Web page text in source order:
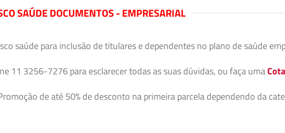
SAÚDE DOCUMENTOS - EMPRESARIAL
saúde para inclusão de titulares e dependentes no plano de saúde
11 3256-7276 para esclarecer todas as suas dúvidas, ou faça uma
de até 50% de desconto na primeira parcela dependendo da